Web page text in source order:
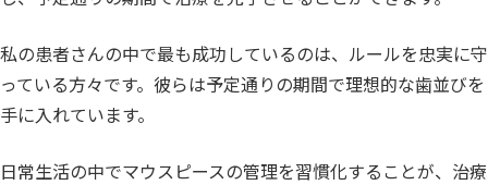
私の患者さんの中で最も成功しているのは、ルールを忠実に守
っている方々です。彼らは予定通りの期間で理想的な歯並びを
手に入れています。
日常生活の中でマウスピースの管理を習慣化することが、治療